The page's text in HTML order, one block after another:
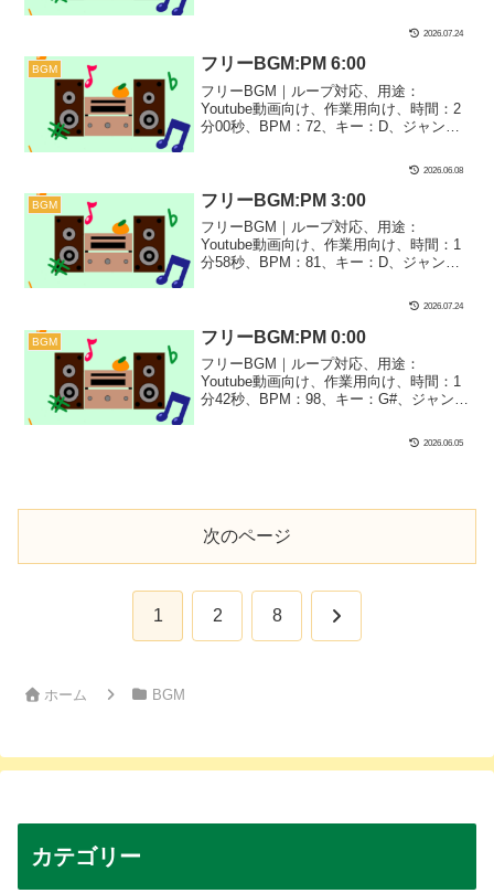
ージック｜前作の『PM 6:00』に続いて
夜9時、外は真っ暗、帰り道で少し不安に
なりつつも、一応帰ってるような時間を
況や不穏な場面、推理ゲームなどにぴっ
たり！
2026.07.24
BGM フリーBGM:PM 6:00
フリーBGM｜ループ対応、用途：
Youtube動画向け、作業用向け、時間：2
分00秒、BPM：72、キー：D、ジャン
リングス｜前作の『PM 3:00』に続いて
夜6時、夕方になって何となく静かな時間
をイメージしました！帰り道のシーンな
2026.06.08
BGM フリーBGM:PM 3:00
フリーBGM｜ループ対応、用途：
Youtube動画向け、作業用向け、時間：1
分58秒、BPM：81、キー：D、ジャン
ュージック｜前作の『PM 0:00』に続い
て昼3時の少しけだるい感じをイメージし
ました！何となくのお散歩シーンやまっ
たりしたシーンにぴったり！
2026.07.24
BGM フリーBGM:PM 0:00
フリーBGM｜ループ対応、用途：
Youtube動画向け、作業用向け、時間：1
分42秒、BPM：98、キー：G#、ジャン
｜前作の『AM9:00』に続いて昼12時の明
るくてハッピーな時間をイメージしまし
2026.06.05
次のページ
1 2 8 次
ホーム BGM
カテゴリー